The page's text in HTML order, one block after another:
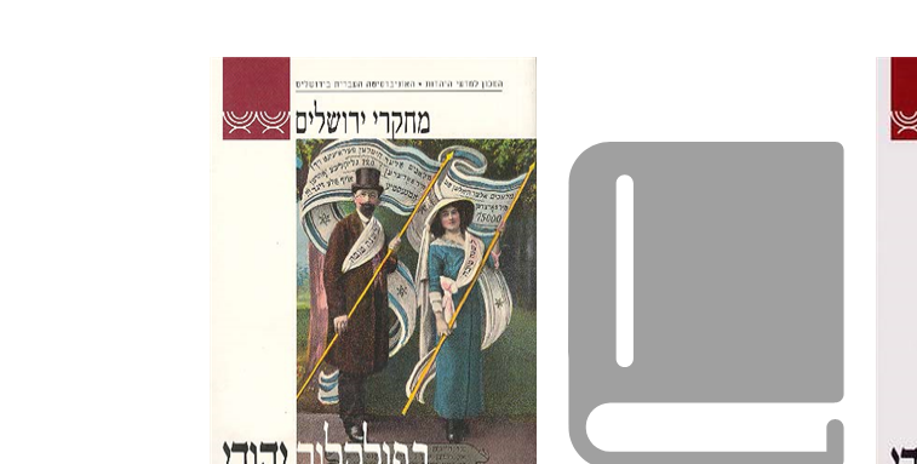
תמר אלכסנדר-פריזר
גלית
חזן-רוקם
שלום צבר
הנחת אתר ספר מודפס